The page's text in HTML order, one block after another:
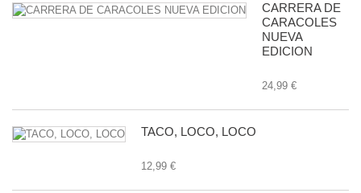
CARRERA DE
CARACOLES
NUEVA
EDICION
24,99 €
TACO, LOCO, LOCO
12,99 €